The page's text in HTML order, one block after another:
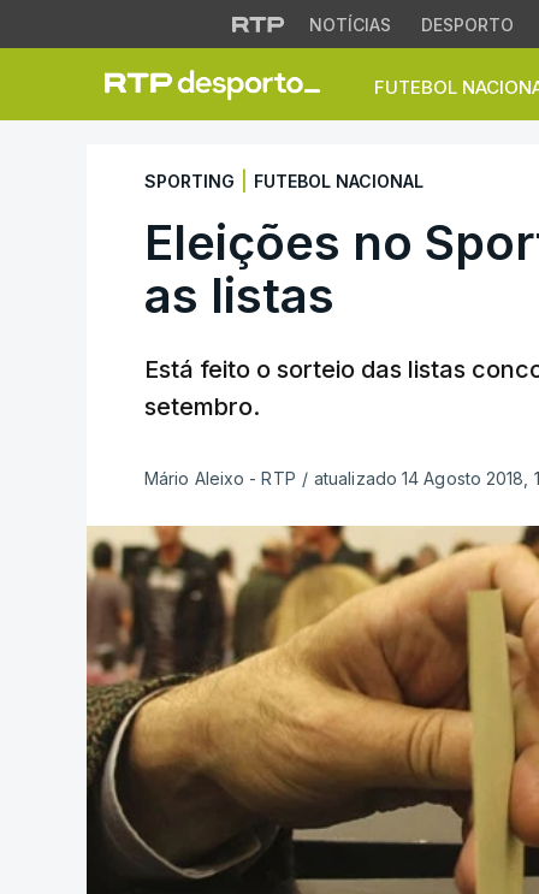
NOTÍCIAS DESPORTO
FUTEBOL
Eleições no
SPORTING FUTEBOL NACIONAL
Eleições no
as listas
Está feito o sorteio das listas
setembro.
Mário Aleixo - RTP / atualizado 14 Agosto 2018,